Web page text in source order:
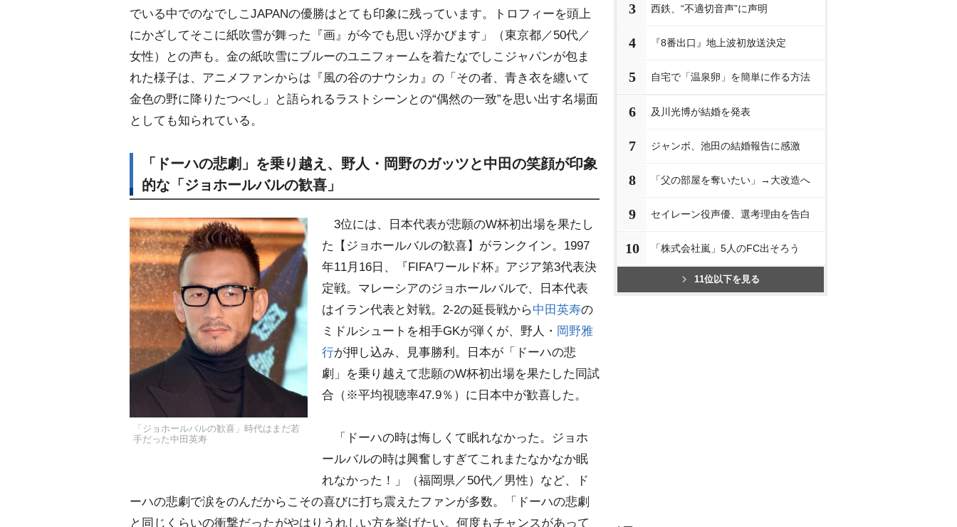
でいる中でのなでしこJAPANの優勝はとても印象に残っています。トロフィーを頭上
にかざしてそこに紙吹雪が舞った『画』が今でも思い浮かびます」（東京都／50代／
女性）との声も。金の紙吹雪にブルーのユニフォームを着たなでしこジャパンが包ま
れた様子は、アニメファンからは『風の谷のナウシカ』の「その者、青き衣を纏いて
金色の野に降りたつべし」と語られるラストシーンとの“偶然の一致”を思い出す名場面
としても知られている。
「ドーハの悲劇」を乗り越え、野人・岡野のガッツと中田の笑顔が印象
的な「ジョホールバルの歓喜」
「ジョホールバルの歓喜」時代はまだ若
手だった中田英寿
3位には、日本代表が悲願のW杯初出場を果たし
た【ジョホールバルの歓喜】がランクイン。1997
年11月16日、『FIFAワールド杯』アジア第3代表決
定戦。マレーシアのジョホールバルで、日本代表
はイラン代表と対戦。2-2の延長戦から中田英寿の
ミドルシュートを相手GKが弾くが、野人・ 岡野雅
行が押し込み、見事勝利。日本が「ドーハの悲
劇」を乗り越えて悲願のW杯初出場を果たした同試
合（※平均視聴率47.9％）に日本中が歓喜した。
「ドーハの時は悔しくて眠れなかった。ジョホ
ールバルの時は興奮しすぎてこれまたなかなか眠
れなかった！」（福岡県／50代／男性）など、ド
ーハの悲劇で涙をのんだからこその喜びに打ち震えたファンが多数。「ドーハの悲劇
と同じくらいの衝撃だったがやはりうれしい方を挙げたい。何度もチャンスがあって
3 西鉄、“不適切音声”に声明
4 『8番出口』地上波初放送決定
5 自宅で「温泉卵」を簡単に作る方法
6 及川光博が結婚を発表
7 ジャンボ、池田の結婚報告に感激
8 「父の部屋を奪いたい」→大改造へ
9 セイレーン役声優、選考理由を告白
10 「株式会社嵐」5人のFC出そろう
11位以下を見る